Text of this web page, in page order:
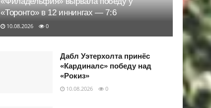
«Торонто» в 12 иннингах — 7:6
10.08.2026 0
Дабл Уэтерхолта принёс
«Кардиналс» победу над
«Рокиз»
10.08.2026 0